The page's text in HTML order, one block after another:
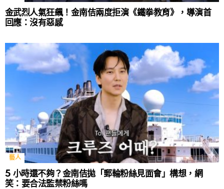
金武烈人氣狂飆！金南佶兩度拒演《鐵拳教育》，導演首
回應：沒有惡感
藝人
5 小時還不夠？金南佶拋「郵輪粉絲見面會」構想，網
笑：要合法監禁粉絲嗎